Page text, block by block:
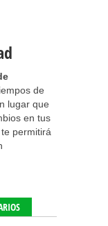
de
lugar que
en tus
permitirá